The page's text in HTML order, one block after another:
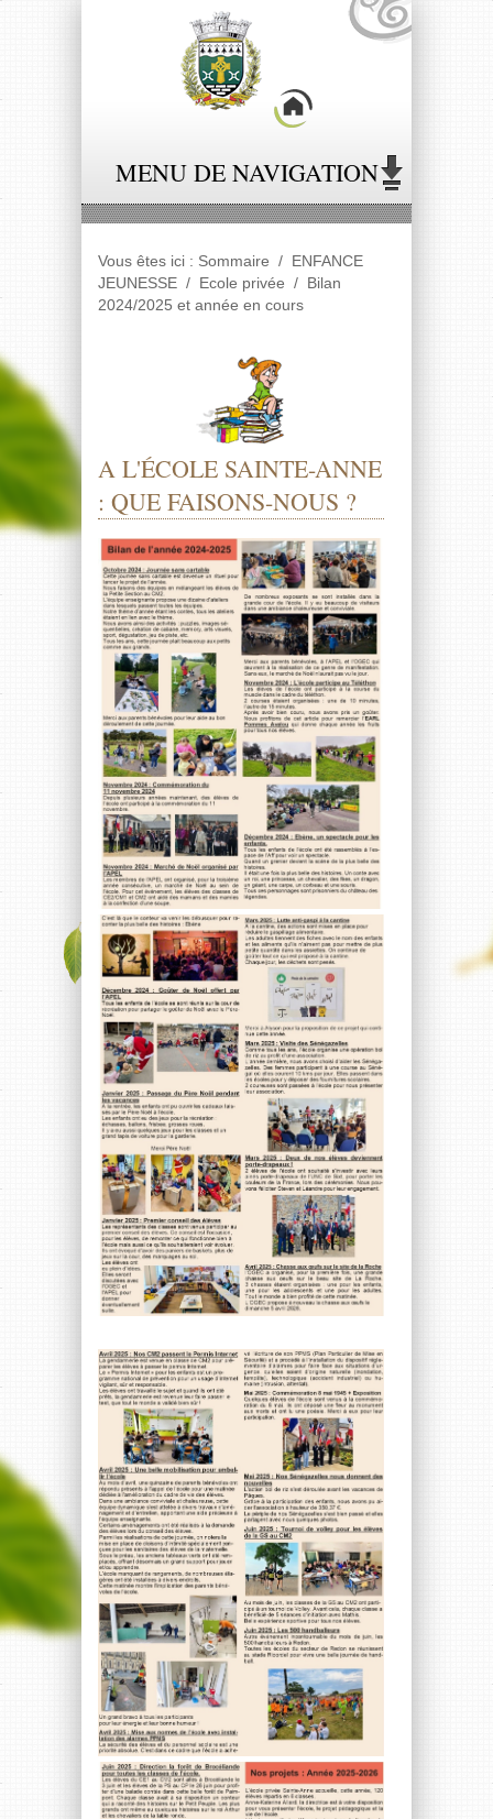
MENU DE NAVIGATION
Vous êtes ici : Sommaire /
ENFANCE
JEUNESSE / Ecole privée /
Bilan
2024/2025 et année en cours
A L'ÉCOLE SAINTE-ANNE
: QUE FAISONS-NOUS ?
Panneau de gestion des cookies